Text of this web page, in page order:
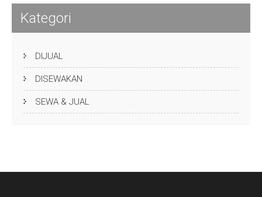
Kategori
DIJUAL
DISEWAKAN
SEWA & JUAL